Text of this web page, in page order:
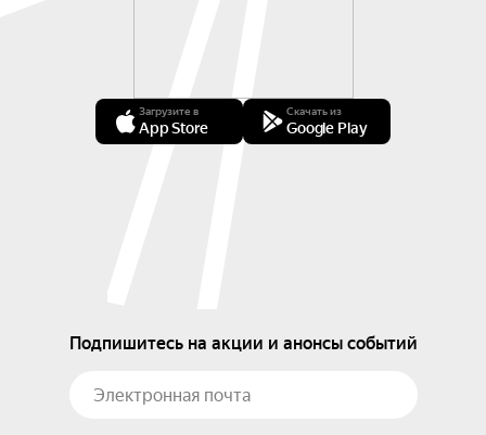
Загрузите в
App Store
Скачать из
Google Play
Подпишитесь на акции и анонсы событий